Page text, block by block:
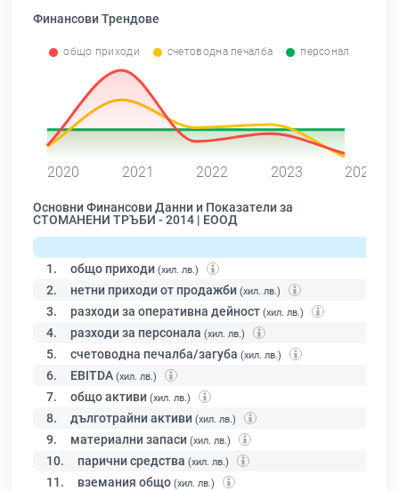
Финансови Трендове
общо приходи счетоводна печалба персонал
2020 2021 2022 2023 2024
Основни Финансови Данни и Показатели за
СТОМАНЕНИ ТРЪБИ - 2014 | ЕООД
1. общо приходи (хил. лв.)
2. нетни приходи от продажби (хил. лв.)
3. разходи за оперативна дейност (хил. лв.)
4. разходи за персонала (хил. лв.)
5. счетоводна печалба/загуба (хил. лв.)
6. EBITDA (хил. лв.)
7. общо активи (хил. лв.)
8. дълготрайни активи (хил. лв.)
9. материални запаси (хил. лв.)
10. парични средства (хил. лв.)
11. вземания общо (хил. лв.)